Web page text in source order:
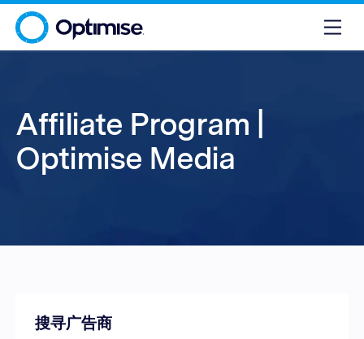
Affiliate Program |
Optimise Media
搜寻广告商